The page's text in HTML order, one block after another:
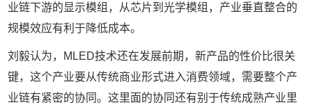
业链下游的显示模组，从芯片到光学模组，产业垂直整合的
规模效应有利于降低成本。
刘毅认为， MLED技术还在发展前期，新产品的性价比很关
键，这个产业要从传统商业形式进入消费领域，需要整个产
业链有紧密的协同。这里面的协同还有别于传统成熟产业里